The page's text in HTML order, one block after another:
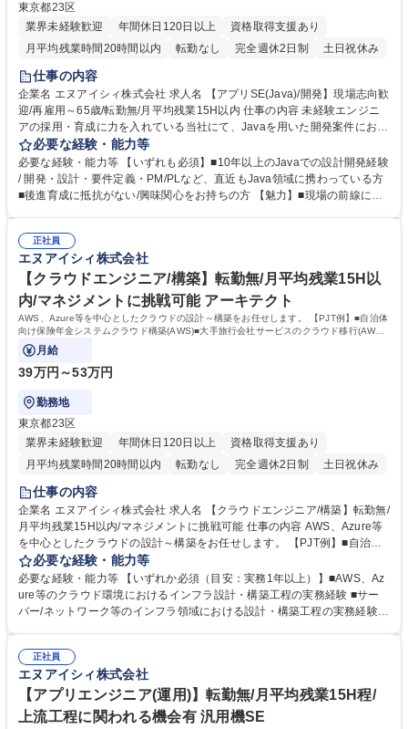
東京都23区
業界未経験歓迎
年間休日120日以上
資格取得支援あり
月平均残業時間20時間以内
転勤なし 完全週休2日制 土日祝休み
仕事の内容
企業名 エヌアイシィ株式会社 求人名 【アプリSE(Java)/開発】現場志向歓
迎/再雇用～65歳/転勤無/月平均残業15H以内 仕事の内容 未経験エンジニ
アの採用・育成に力を入れている当社にて、Javaを用いた開発案件におい
て、若手エンジニアとチームで参画いただきます。単独で開発を担うので
はなく、チームの要として以下の役割を期待しています。 ★定年後も最長
65歳まで継続勤務が可能で、キャリアの最終盤まで現場でご活躍いただけ
ます！腰を据えて長期的に就業いただける環境です。★ 【詳細】■案件参
ーション補助 ※ご経験/案件状況に応じて、担当領域は調整します ※「手
を動かす」＋「育成」の両立を期待しています 募集職種 【アプリSE(Jav
a)/開発】現場志向歓迎/再雇用～65歳/転勤無/月平均残業15H以内
必要な経験・能力等
必要な経験・能力等 【いずれも必須】■10年以上のJavaでの設計開発経験
/ 開発・設計・要件定義・PM/PLなど、直近もJava領域に携わっている方
■後進育成に抵抗がない/興味関心をお持ちの方 【魅力】■現場の前線に立
も携われる ■定年後も最長65歳まで継続勤務が可能なため、最後の転職先
として腰を据えて働くことのできる環境 【資格取得制度】指定する資格を
取得した方にお祝い金を最長3年間（毎月）支給しております。 資格取得
できた場合の受験料の全額負担有 学歴・資格 学歴：大学院 大学 高専 短大
専修学校 高校 語学力： 資格：
正社員
エヌアイシィ株式会社
【クラウドエンジニア/構築】転勤無/月平均残業15H以
内/マネジメントに挑戦可能 アーキテクト
AWS、Azure等を中心としたクラウドの設計～構築をお任せします。 【PJT例】■自治体
向け保険年金システムクラウド構築(AWS)■大手旅行会社サービスのクラウド移行(AWS)
■省庁向けシステムクラウド移行(Azure)
月給
39万円～53万円
勤務地
東京都23区
業界未経験歓迎
年間休日120日以上
資格取得支援あり
月平均残業時間20時間以内
転勤なし 完全週休2日制 土日祝休み
仕事の内容
企業名 エヌアイシィ株式会社 求人名 【クラウドエンジニア/構築】転勤無/
月平均残業15H以内/マネジメントに挑戦可能 仕事の内容 AWS、Azure等
を中心としたクラウドの設計～構築をお任せします。 【PJT例】■自治体
向け保険年金システムクラウド構築(AWS)■大手旅行会社サービスのクラ
ウド移行(AWS)■省庁向けシステムクラウド移行(Azure) 【キャリアパス】
■スペシャリスト：在籍から5年経過したメンバーには「フェローチーム」
としてマネジメント業務を行わず現場でスキルを磨けるキャリアパス ■マ
ト管理経験、メンバーマネジメント経験を積むとPM・PLへのキャリアパ
スもございます。※上記いずれかを選択可能です。 募集職種 【クラウド
エンジニア/構築】転勤無/月平均残業15H以内/マネジメントに挑戦可能
必要な経験・能力等
必要な経験・能力等 【いずれか必須（目安：実務1年以上）】■AWS、Az
ure等のクラウド環境におけるインフラ設計・構築工程の実務経験 ■サー
バー/ネットワーク等のインフラ領域における設計・構築工程の実務経験
との個別相談、上司は進捗管理やキャリアプランニングについて相談でき
る体制をとっております。 【資格取得制度】指定する資格を取得した方に
お祝い金を最長3年間（毎月）支給しております。 資格取得できた場合の
受験料の全額負担有 学歴・資格 学歴：大学院 大学 高専 短大 専修学校 高
校 語学力： 資格：
正社員
エヌアイシィ株式会社
【アプリエンジニア(運用)】転勤無/月平均残業15H程/
上流工程に関われる機会有 汎用機SE